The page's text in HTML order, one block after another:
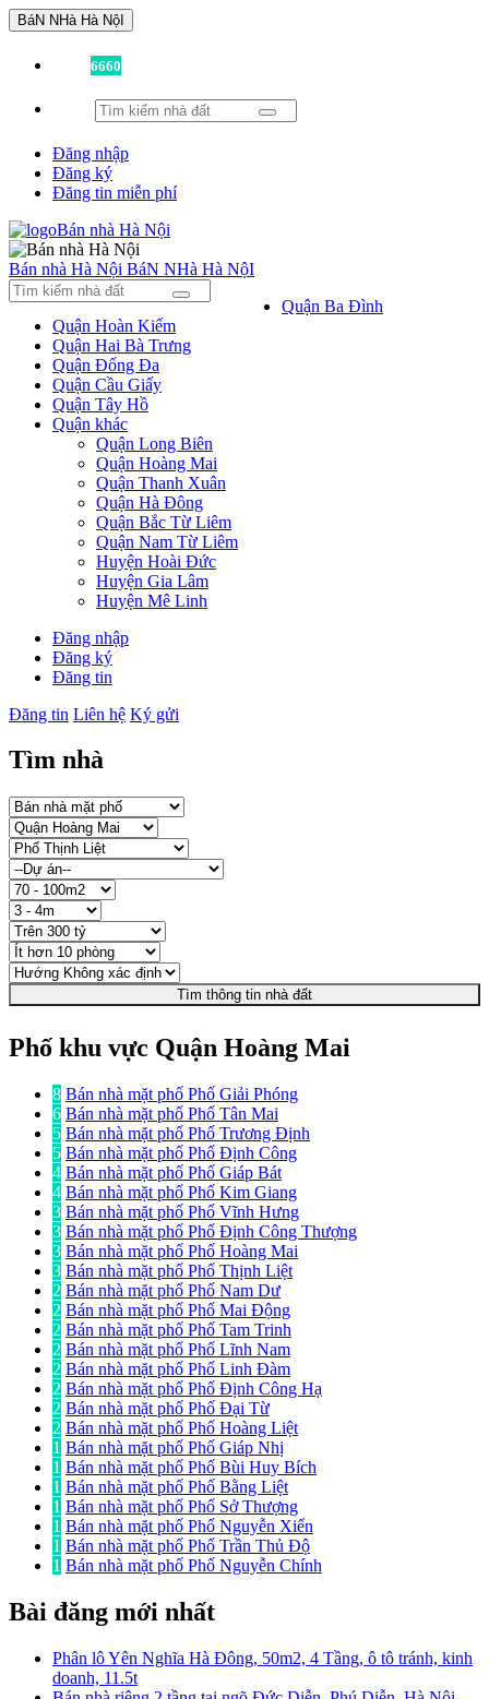
BáN NHà Hà NộI
6660
Đăng nhập
Đăng ký
Đăng tin miễn phí
Bán nhà Hà Nội BáN NHà Hà NộI
Quận Ba Đình
Quận Hoàn Kiếm
Quận Hai Bà Trưng
Quận Đống Đa
Quận Cầu Giấy
Quận Tây Hồ
Quận khác
Quận Long Biên
Quận Hoàng Mai
Quận Thanh Xuân
Quận Hà Đông
Quận Bắc Từ Liêm
Quận Nam Từ Liêm
Huyện Hoài Đức
Huyện Gia Lâm
Huyện Mê Linh
Đăng nhập
Đăng ký
Đăng tin
Đăng tin Liên hệ Ký gửi
Tìm nhà
Tìm thông tin nhà đất
Phố khu vực Quận Hoàng Mai
8 Bán nhà mặt phố Phố Giải Phóng
6 Bán nhà mặt phố Phố Tân Mai
5 Bán nhà mặt phố Phố Trương Định
5 Bán nhà mặt phố Phố Định Công
4 Bán nhà mặt phố Phố Giáp Bát
4 Bán nhà mặt phố Phố Kim Giang
3 Bán nhà mặt phố Phố Vĩnh Hưng
3 Bán nhà mặt phố Phố Định Công Thượng
3 Bán nhà mặt phố Phố Hoàng Mai
3 Bán nhà mặt phố Phố Thịnh Liệt
2 Bán nhà mặt phố Phố Nam Dư
2 Bán nhà mặt phố Phố Mai Động
2 Bán nhà mặt phố Phố Tam Trinh
2 Bán nhà mặt phố Phố Lĩnh Nam
2 Bán nhà mặt phố Phố Linh Đàm
2 Bán nhà mặt phố Phố Định Công Hạ
2 Bán nhà mặt phố Phố Đại Từ
2 Bán nhà mặt phố Phố Hoàng Liệt
1 Bán nhà mặt phố Phố Giáp Nhị
1 Bán nhà mặt phố Phố Bùi Huy Bích
1 Bán nhà mặt phố Phố Bằng Liệt
1 Bán nhà mặt phố Phố Sở Thượng
1 Bán nhà mặt phố Phố Nguyễn Xiển
1 Bán nhà mặt phố Phố Trần Thủ Độ
1 Bán nhà mặt phố Phố Nguyễn Chính
Bài đăng mới nhất
Phân lô Yên Nghĩa Hà Đông, 50m2, 4 Tầng, ô tô tránh, kinh
doanh, 11.5t